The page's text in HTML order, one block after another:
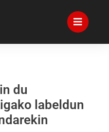
du
labeldun